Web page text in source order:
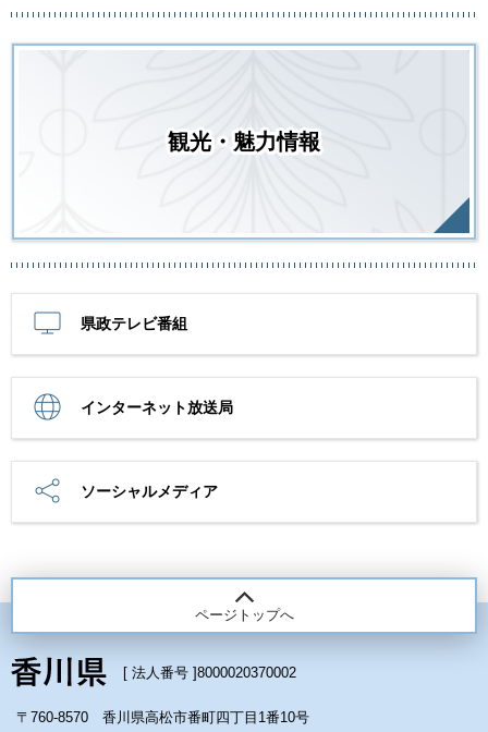
観光・魅力情報
県政テレビ番組
インターネット放送局
ソーシャルメディア
ページトップへ
[ 法人番号 ]8000020370002
〒760-8570 香川県高松市番町四丁目1番10号